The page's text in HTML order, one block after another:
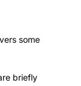
some
briefly